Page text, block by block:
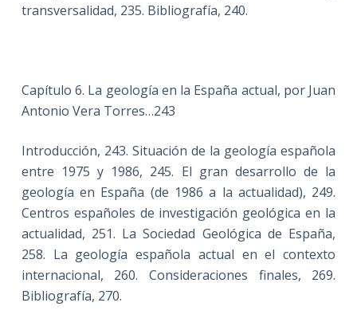
transversalidad, 235. Bibliografía, 240.
Capítulo 6. La geología en la España actual, por Juan
Antonio Vera Torres…243
Introducción, 243. Situación de la geología española
entre 1975 y 1986, 245. El gran desarrollo de la
geología en España (de 1986 a la actualidad), 249.
Centros españoles de investigación geológica en la
actualidad, 251. La Sociedad Geológica de España,
258. La geología española actual en el contexto
internacional, 260. Consideraciones finales, 269.
Bibliografía, 270.